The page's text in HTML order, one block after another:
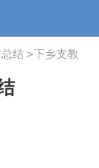
结 >下乡支教